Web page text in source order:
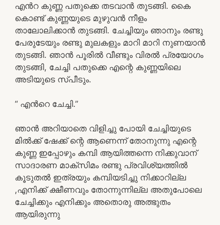
എൻറ കുണ്ണ പതുക്കെ തടവാൻ തുടങ്ങി. കൈ
കൊണ്ട് കുണ്ണയുടെ മുഴുവൻ നീളം
താലോലിക്കാൻ തുടങ്ങി. ചേച്ചിയും ഞാനും രണ്ടു
പേരുടേയും രണ്ടു മുലകളും മാറി മാറി നുണയാൻ
തുടങ്ങി. ഞാൻ പൂരിൽ വീണ്ടും വിരൽ പ്രയോഗം
തുടങ്ങി, ചേച്ചി പതുക്കെ എന്റെ കുണ്ണയിലെ
അടിയുടെ സ്പീടും.
“ എൻറെ ചേച്ചി.”
ഞാൻ അറിയാതെ വിളിച്ചു പോയി ചേച്ചിയുടെ
മിൽക്ക് ഷേക്ക് ന്റെ ആണെന്ന് തോനുന്നു എന്റെ
കുണ്ണ ഇപ്പോഴും കമ്പി ആയിത്തന്നെ നിക്കുവാന്
സാദാരണ മാക്സിമം രണ്ടു പ്രവിശ്യത്തിൽ
കൂടുതൽ ഇത്രയും കമ്പിയടിച്ചു നിക്കാറില്ല
,എനിക്ക് ക്ഷീണവും തോന്നുന്നില്ല അതുപോലെ
ചേച്ചിക്കും എനിക്കും അതൊരു അത്ഭുതം
ആയിരുന്നു